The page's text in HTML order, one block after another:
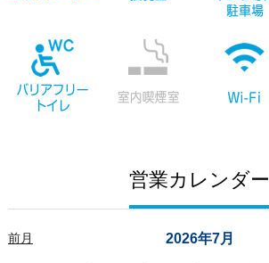
営業カレンダー
前月 2026年7月